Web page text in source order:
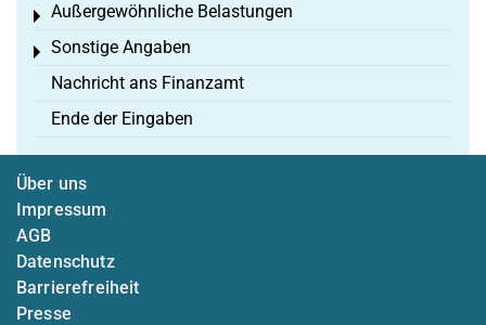
Außergewöhnliche Belastungen
Toggle menu
Sonstige Angaben
Toggle menu
Nachricht ans Finanzamt
Ende der Eingaben
Über uns
Impressum
AGB
Datenschutz
Barrierefreiheit
Presse